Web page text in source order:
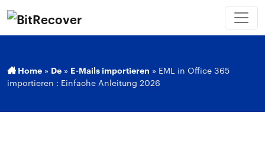
Home » De » E-Mails importieren » EML in Office 365
importieren : Einfache Anleitung 2026